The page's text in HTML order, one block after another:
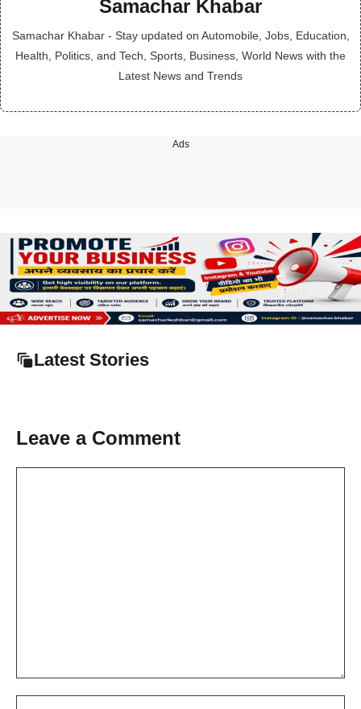
Samachar Khabar
Samachar Khabar - Stay updated on Automobile, Jobs, Education,
Health, Politics, and Tech, Sports, Business, World News with the
Latest News and Trends
Ads
Latest Stories
Leave a Comment